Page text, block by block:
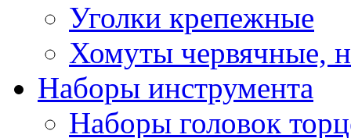
Уголки крепежные
Хомуты червячные,
Наборы инструмента
Наборы головок